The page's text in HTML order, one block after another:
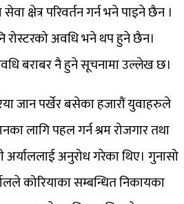
क्षेत्र परिवर्तन गर्न भने पाइने छैन ।
रोस्टरको अवधि भने थप हुने छैन।
बराबर नै हुने सूचनामा उल्लेख छ।
जान पर्खेर बसेका हजारौं युवाहरुले
लागि पहल गर्न श्रम रोजगार तथा
अर्याललाई अनुरोध गरेका थिए। गुनासो
कोरियाका सम्बन्धित निकायका